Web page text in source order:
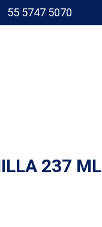
55 5747 5070
237 ML